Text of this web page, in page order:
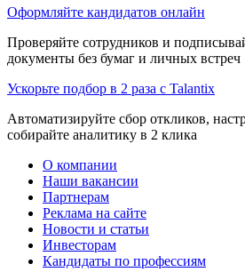
Оформляйте кандидатов онлайн
Проверяйте сотрудников и
документы без бумаг и личных встреч
Ускорьте подбор в 2 раза с Talantix
Автоматизируйте сбор откликов,
собирайте аналитику в 2 клика
О компании
Наши вакансии
Партнерам
Реклама на сайте
Новости и статьи
Инвесторам
Кандидаты по профессиям